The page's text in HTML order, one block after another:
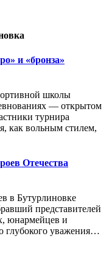
и «бронза»
школы
— открытом
турнира
как вольным стилем,
Отечества
в Бутурлиновке
представителей
юнармейцев и
глубокого уважения…